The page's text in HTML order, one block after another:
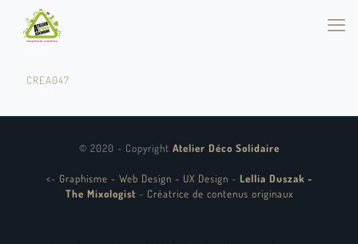
CREA047
© 2020 - Copyright Atelier Déco Solidaire
<- Graphisme - Web Design - UX Design - Lellia Duszak -
The Mixologist - Créatrice de contenus originaux